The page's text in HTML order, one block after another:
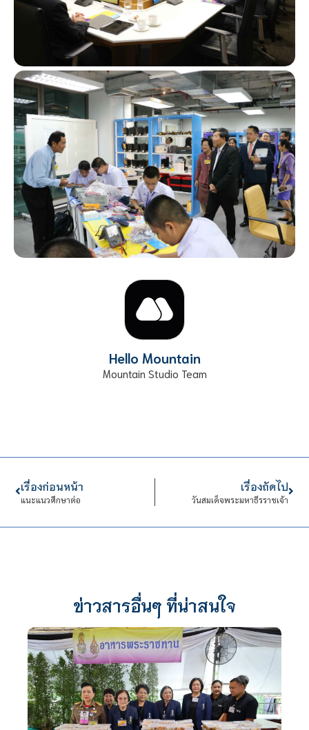
Hello Mountain
Mountain Studio Team
เรื่องก่อนหน้า
แนะแนวศึกษาต่อ
เรื่องถัดไป
วันสมเด็จพระมหาธีรราชเจ้า
ข่าวสารอื่นๆ ที่น่าสนใจ